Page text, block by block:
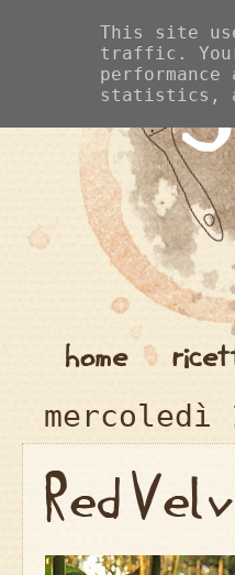
home
mercoledì
Red
This site
traffic. Your
statistics,